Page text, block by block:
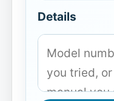
Details